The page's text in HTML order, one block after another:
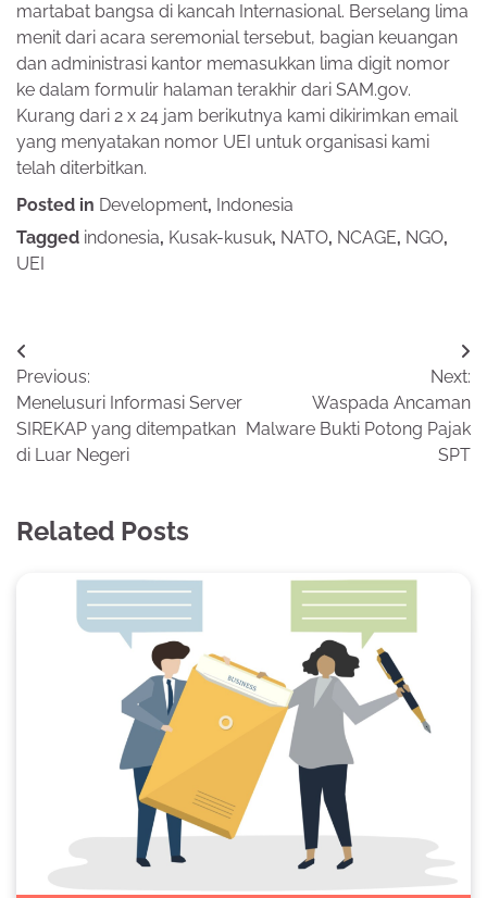
martabat bangsa di kancah Internasional. Berselang lima
menit dari acara seremonial tersebut, bagian keuangan
dan administrasi kantor memasukkan lima digit nomor
ke dalam formulir halaman terakhir dari SAM.gov.
Kurang dari 2 x 24 jam berikutnya kami dikirimkan email
yang menyatakan nomor UEI untuk organisasi kami
telah diterbitkan.
Posted in Development, Indonesia
Tagged indonesia, Kusak-kusuk, NATO, NCAGE, NGO,
UEI
Post
navigation
Previous:
Menelusuri Informasi Server
SIREKAP yang ditempatkan
di Luar Negeri
Next:
Waspada Ancaman
Malware Bukti Potong Pajak
SPT
Related Posts